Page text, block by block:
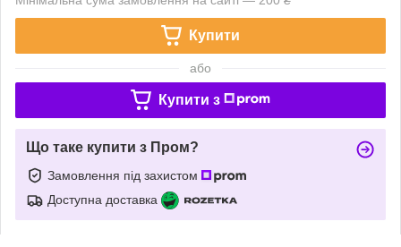
Купити
або
Купити з
Що таке купити з Пром?
Замовлення під захистом
Доступна доставка